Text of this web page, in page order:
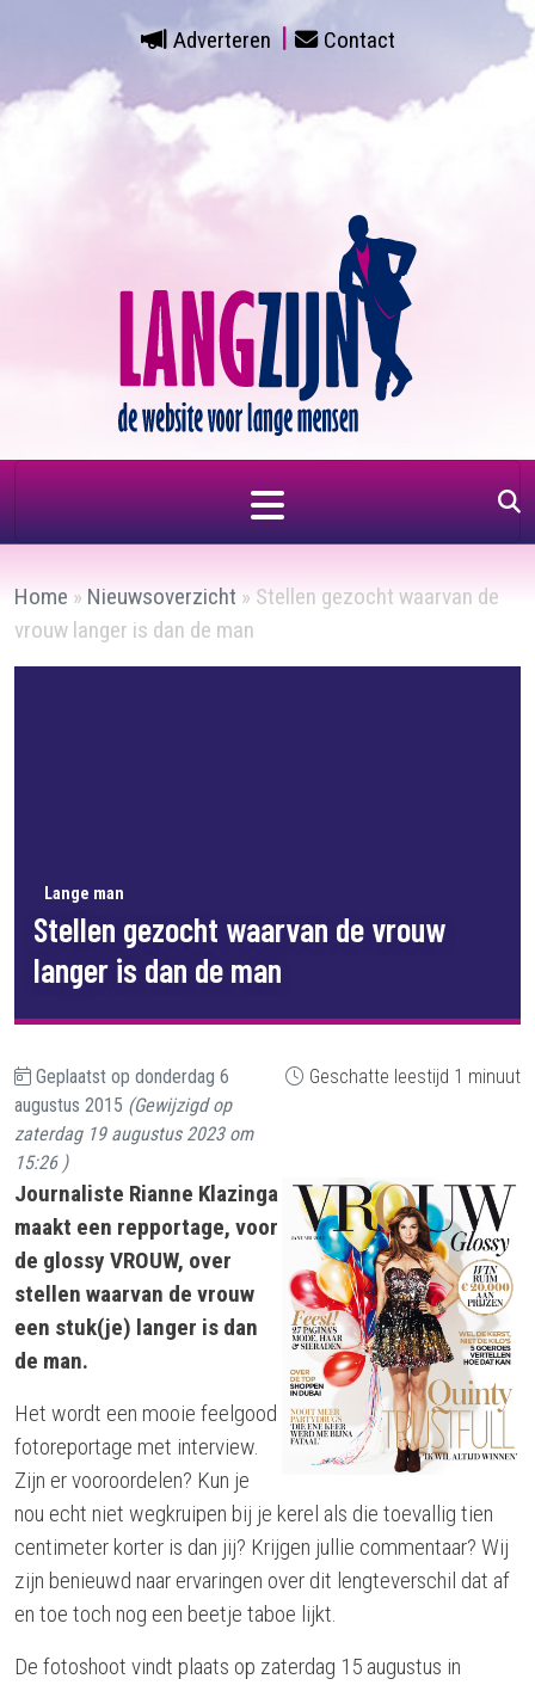
Adverteren Contact
Home » Nieuwsoverzicht » Stellen gezocht waarvan de
vrouw langer is dan de man
Lange man
Stellen gezocht waarvan de vrouw
langer is dan de man
Geplaatst op donderdag 6
augustus 2015 (Gewijzigd op
zaterdag 19 augustus 2023 om
15:26)
Geschatte leestijd 1 minuut
Journaliste Rianne Klazinga
maakt een repportage, voor
de glossy VROUW, over
stellen waarvan de vrouw
een stuk(je) langer is dan
de man.
Het wordt een mooie feelgood
fotoreportage met interview.
Zijn er vooroordelen? Kun je
nou echt niet wegkruipen bij je kerel als die toevallig tien
centimeter korter is dan jij? Krijgen jullie commentaar? Wij
zijn benieuwd naar ervaringen over dit lengteverschil dat af
en toe toch nog een beetje taboe lijkt.
De fotoshoot vindt plaats op zaterdag 15 augustus in